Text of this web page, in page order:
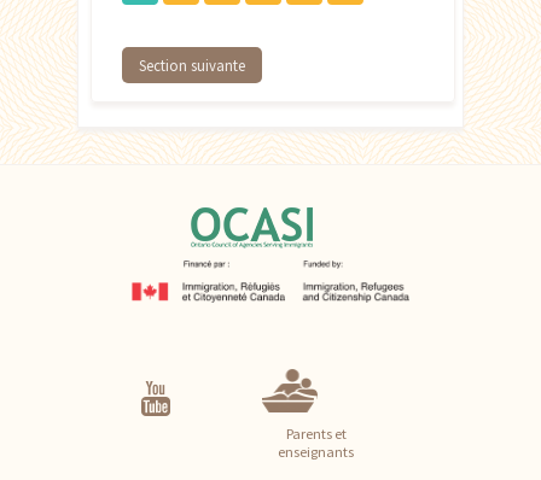
Section suivante
Parents et
enseignants